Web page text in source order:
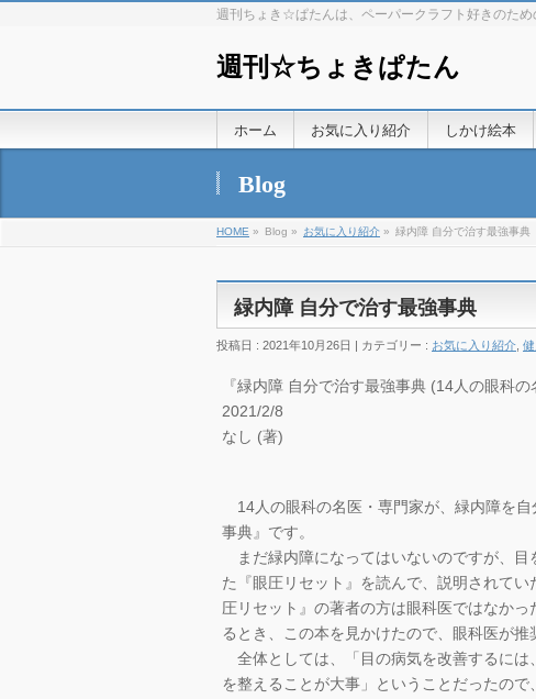
週刊ちょき☆ぱたんは、ペーパークラフト好きのため
週刊☆ちょきぱたん
ホーム お気に入り紹介 しかけ絵本
Blog
HOME » Blog » お気に入り紹介 » 緑内障 自分で治す最強事典
緑内障 自分で治す最強事典
投稿日 : 2021年10月26日 | カテゴリー : お気に入り紹介
『緑内障 自分で治す最強事典 (14人の眼科
2021/2/8
なし (著)
14人の眼科の名医・専門家が、緑内障を
事典』です。
まだ緑内障になってはいないのですが、目
た『眼圧リセット』を読んで、説明されて
圧リセット』の著者の方は眼科医ではなか
るとき、この本を見かけたので、眼科医が
全体としては、「目の病気を改善するには
を整えることが大事」ということだったの